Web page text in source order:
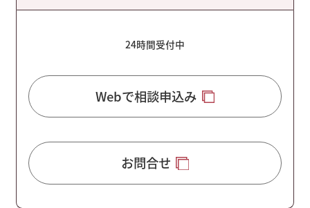
24時間受付中
Webで相談申込み
お問合せ